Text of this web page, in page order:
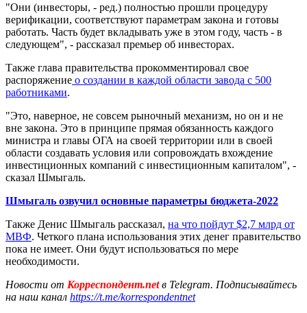
"Они (инвесторы, - ред.) полностью прошли процедуру
верификации, соответствуют параметрам закона и готовы
работать. Часть будет вкладывать уже в этом году, часть - в
следующем", - рассказал премьер об инвесторах.
Также глава правительства прокомментировал свое
распоряжение о создании в каждой области завода с 500
работниками.
"Это, наверное, не совсем рыночный механизм, но он и не
вне закона. Это в принципе прямая обязанность каждого
министра и главы ОГА на своей территории или в своей
области создавать условия или сопровождать вхождение
инвестиционных компаний с инвестиционным капиталом", -
сказал Шмыгаль.
Шмыгаль озвучил основные параметры бюджета-2022
Также Денис Шмыгаль рассказал, на что пойдут $2,7 млрд от
МВФ. Четкого плана использования этих денег правительство
пока не имеет. Они будут использоваться по мере
необходимости.
Новости от Корреспондент.netв Telegram. Подписывайтесь
на наш канал https://t.me/korrespondentnet